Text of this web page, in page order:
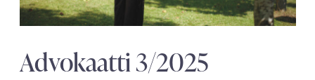
Advokaatti 3/2025